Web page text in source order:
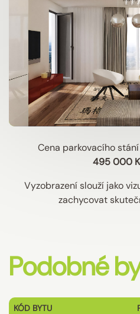
Cena parkovacího
495 000
Vyzobrazení slouží jako
zachycovat
Podobné
KÓD BYTU